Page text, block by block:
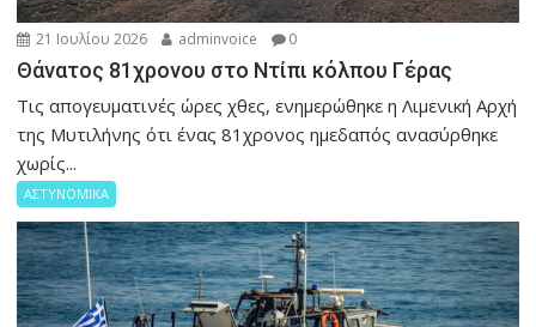
21 Ιουλίου 2026 adminvoice 0
Θάνατος 81χρονου στο Ντίπι κόλπου Γέρας
Τις απογευματινές ώρες χθες, ενημερώθηκε η Λιμενική Αρχή
της Μυτιλήνης ότι ένας 81χρονος ημεδαπός ανασύρθηκε
χωρίς...
ΑΣΤΥΝΟΜΙΚΑ